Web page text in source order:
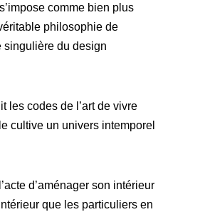
comme bien plus
philosophie de
singulière du design
les codes de l’art de vivre
cultive un univers intemporel
d’aménager son intérieur
que les particuliers en